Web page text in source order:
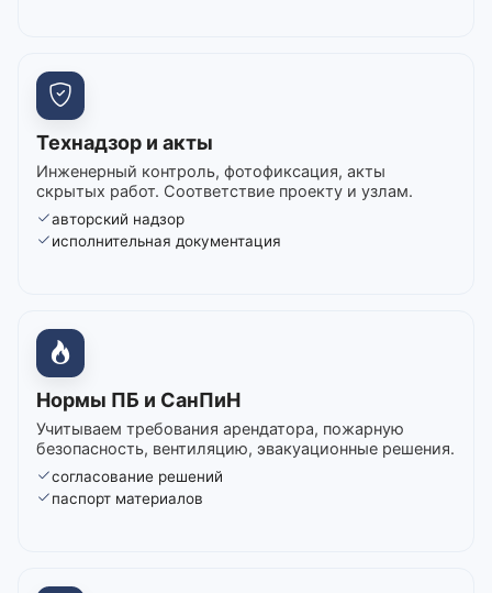
Технадзор и акты
Инженерный контроль, фотофиксация, акты
скрытых работ. Соответствие проекту и узлам.
авторский надзор
исполнительная документация
Нормы ПБ и СанПиН
Учитываем требования арендатора, пожарную
безопасность, вентиляцию, эвакуационные решения.
согласование решений
паспорт материалов